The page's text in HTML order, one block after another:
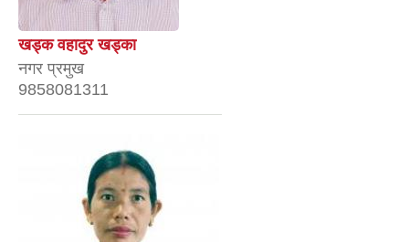
खड्क वहादुर खड्का
नगर प्रमुख
9858081311